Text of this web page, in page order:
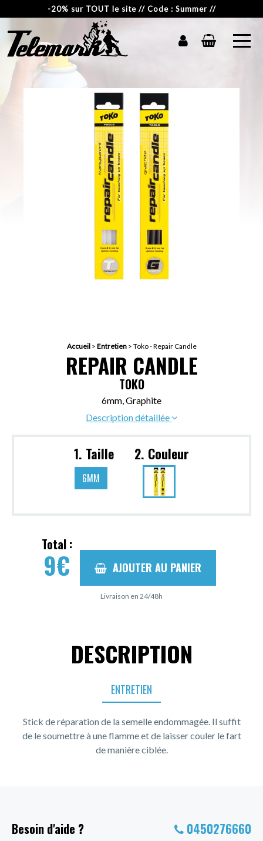
-20% sur TOUT le site // Code : Summer //
Accueil> Entretien> Toko - Repair Candle
REPAIR CANDLE
TOKO
6mm, Graphite
Description détaillée
1. Taille
6MM
2. Couleur
Total :
9€ AJOUTER AU PANIER
Livraison en 24/48h
DESCRIPTION
ENTRETIEN
Stick de réparation de la semelle endommagée. Il suffit
de le soumettre à une flamme et de laisser couler le fart
de manière ciblée.
Besoin d'aide ? 0450276660